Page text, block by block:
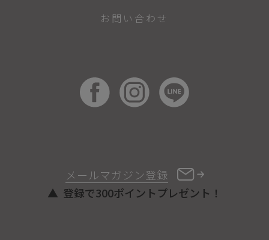
メールマガジン登録
登録で300ポイントプレゼント！
お問い合わせ